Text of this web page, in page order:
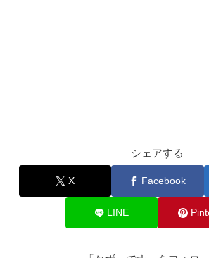
シェアする
X Facebook
LINE